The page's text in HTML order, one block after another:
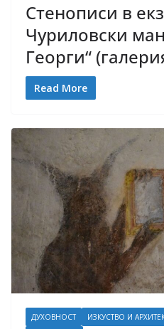
Стенописи в
Чуриловски
Георги“
Read More
ДУХОВНОСТ ИЗКУСТВО И